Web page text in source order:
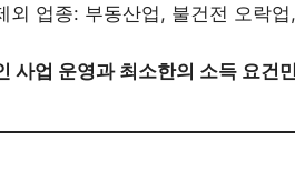
외 업종: 부동산업, 불건전 오락
사업 운영과 최소한의 소득 요건